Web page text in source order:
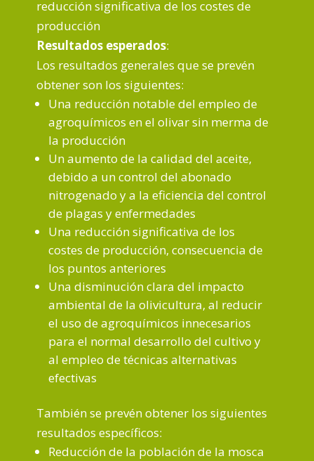
reducción significativa de los costes de
producción
Resultados esperados:
Los resultados generales que se prevén
obtener son los siguientes:
Una reducción notable del empleo de
agroquímicos en el olivar sin merma de
la producción
Un aumento de la calidad del aceite,
debido a un control del abonado
nitrogenado y a la eficiencia del control
de plagas y enfermedades
Una reducción significativa de los
costes de producción, consecuencia de
los puntos anteriores
Una disminución clara del impacto
ambiental de la olivicultura, al reducir
el uso de agroquímicos innecesarios
para el normal desarrollo del cultivo y
al empleo de técnicas alternativas
efectivas
También se prevén obtener los siguientes
resultados específicos:
Reducción de la población de la mosca